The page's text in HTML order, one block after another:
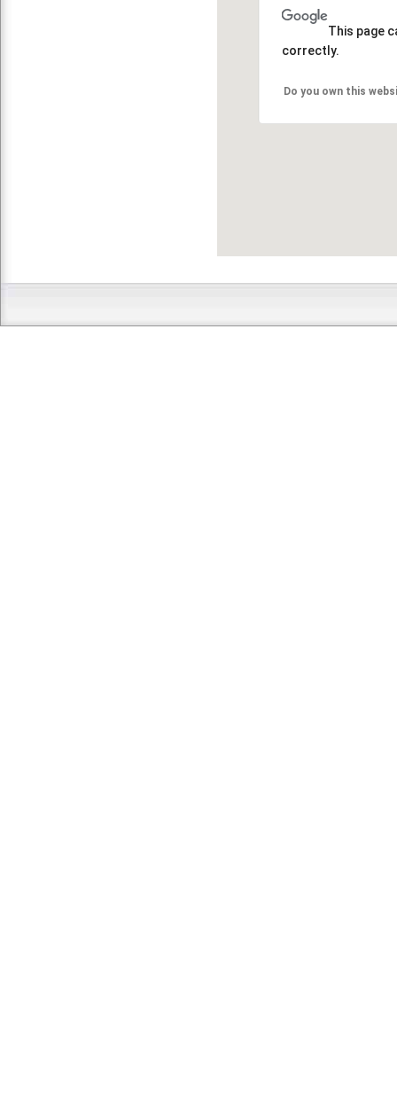
This page
correctly.
Do you own this